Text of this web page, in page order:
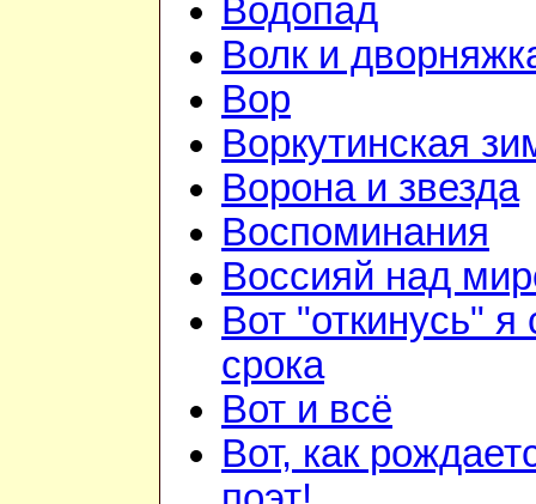
Водопад
Волк и
Вор
Воркутинская
Ворона и звезда
Воспоминания
Воссияй над
Вот "откинусь" я
срока
Вот и всё
Вот, как